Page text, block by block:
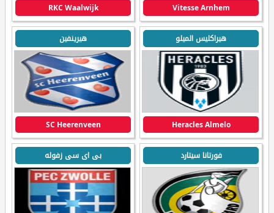
Vitesse Arnhem
RKC Waalwijk
هيراكليس الميلو
Heracles Almelo
هيرينفين
SC Heerenveen
فورتانا سيتارد بى اى سى زفوله